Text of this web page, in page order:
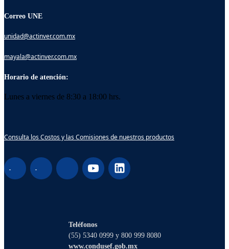
Correo UNE
unidad@actinver.com.mx
mayala@actinver.com.mx
Horario de atención:
Lunes a viernes de 8:30 a 18:00 hrs.
Consulta los Costos y las Comisiones de nuestros productos
Teléfonos
(55) 5340 0999 y 800 999 8080
www.condusef.gob.mx